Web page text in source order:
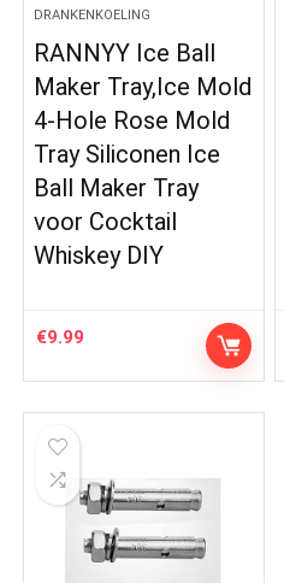
DRANKENKOELING
RANNYY Ice Ball
Maker Tray,Ice Mold
4-Hole Rose Mold
Tray Siliconen Ice
Ball Maker Tray
voor Cocktail
Whiskey DIY
€9.99